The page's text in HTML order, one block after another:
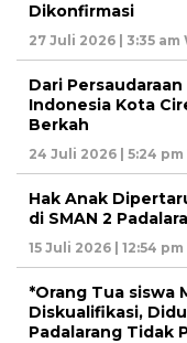
Dikonfirmasi
27 Juli 2026 | 3:35 am
Dari
Indonesia Kota
Berkah
24 Juli 2026 | 5:24 pm
Hak Anak
di SMAN 2
15 Juli 2026 | 12:54
*Orang Tua siswa
Diskualifikasi,
Padalarang Tidak